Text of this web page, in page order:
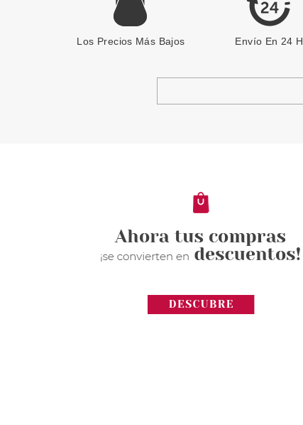
Los Precios Más Bajos Envío En 24 H